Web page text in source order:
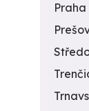
Praha